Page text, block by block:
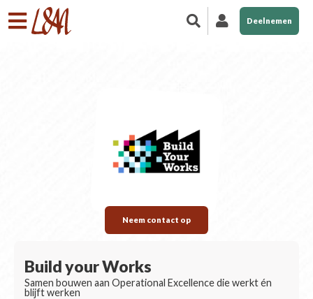
Deelnemen
Neem contact op
Build your Works
Samen bouwen aan Operational Excellence die werkt én
blijft werken